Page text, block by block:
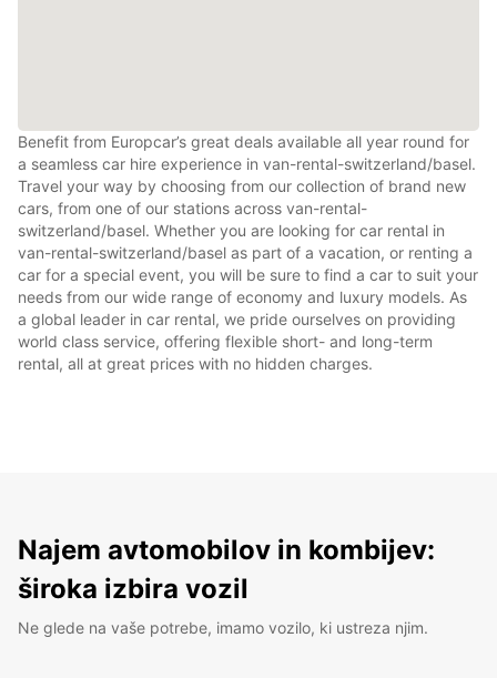
Benefit from Europcar’s great deals available all year round for
a seamless car hire experience in van-rental-switzerland/basel.
Travel your way by choosing from our collection of brand new
cars, from one of our stations across van-rental-
switzerland/basel. Whether you are looking for car rental in
van-rental-switzerland/basel as part of a vacation, or renting a
car for a special event, you will be sure to find a car to suit your
needs from our wide range of economy and luxury models. As
a global leader in car rental, we pride ourselves on providing
world class service, offering flexible short- and long-term
rental, all at great prices with no hidden charges.
Najem avtomobilov in kombijev:
široka izbira vozil
Ne glede na vaše potrebe, imamo vozilo, ki ustreza njim.